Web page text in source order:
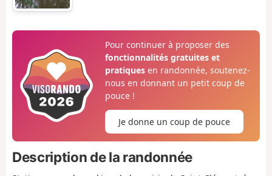
Pour continuer à proposer des
fonctionnalités gratuites et
pratiquesen randonnée, soutenez-
nous en donnant un petit coup de
pouce !
Je donne un coup de pouce
Description de la randonnée